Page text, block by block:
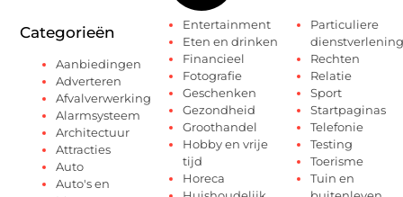
Categorieën
Aanbiedingen
Adverteren
Afvalverwerking
Alarmsysteem
Architectuur
Attracties
Auto
Auto's en
Entertainment
Eten en drinken
Financieel
Fotografie
Geschenken
Gezondheid
Groothandel
Hobby en vrije
tijd
Horeca
Particuliere
dienstverlening
Rechten
Relatie
Sport
Startpaginas
Telefonie
Testing
Toerisme
Tuin en